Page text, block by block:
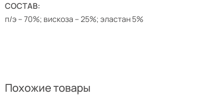
СОСТАВ:
п/э – 70%; вискоза – 25%; эластан 5%
Похожие товары